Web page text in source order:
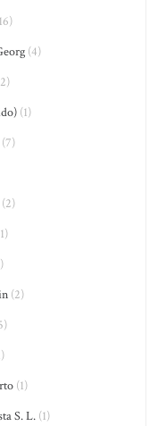
(4)
(1)
(7)
(2)
(2)
(1)
S. L.(1)